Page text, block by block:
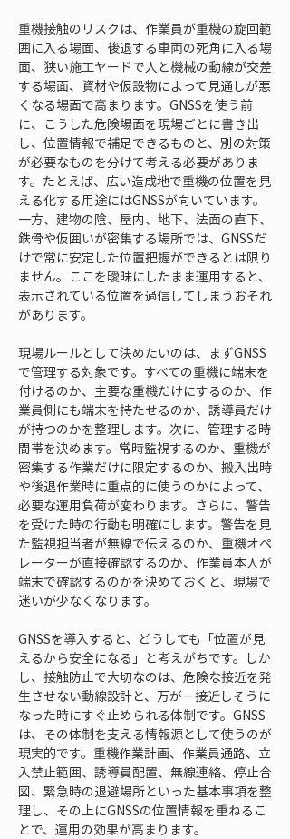
重機接触のリスクは、作業員が重機の旋回範
囲に入る場面、後退する車両の死角に入る場
面、狭い施工ヤードで人と機械の動線が交差
する場面、資材や仮設物によって見通しが悪
くなる場面で高まります。GNSSを使う前
に、こうした危険場面を現場ごとに書き出
し、位置情報で補足できるものと、別の対策
が必要なものを分けて考える必要がありま
す。たとえば、広い造成地で重機の位置を見
える化する用途にはGNSSが向いています。
一方、建物の陰、屋内、地下、法面の直下、
鉄骨や仮囲いが密集する場所では、GNSSだ
けで常に安定した位置把握ができるとは限り
ません。ここを曖昧にしたまま運用すると、
表示されている位置を過信してしまうおそれ
があります。
現場ルールとして決めたいのは、まずGNSS
で管理する対象です。すべての重機に端末を
付けるのか、主要な重機だけにするのか、作
業員側にも端末を持たせるのか、誘導員だけ
が持つのかを整理します。次に、管理する時
間帯を決めます。常時監視するのか、重機が
密集する作業だけに限定するのか、搬入出時
や後退作業時に重点的に使うのかによって、
必要な運用負荷が変わります。さらに、警告
を受けた時の行動も明確にします。警告を見
た監視担当者が無線で伝えるのか、重機オペ
レーターが直接確認するのか、作業員本人が
端末で確認するのかを決めておくと、現場で
迷いが少なくなります。
GNSSを導入すると、どうしても「位置が見
えるから安全になる」と考えがちです。しか
し、接触防止で大切なのは、危険な接近を発
生させない動線設計と、万が一接近しそうに
なった時にすぐ止められる体制です。GNSS
は、その体制を支える情報源として使うのが
現実的です。重機作業計画、作業員通路、立
入禁止範囲、誘導員配置、無線連絡、停止合
図、緊急時の退避場所といった基本事項を整
理し、その上にGNSSの位置情報を重ねるこ
とで、運用の効果が高まります。